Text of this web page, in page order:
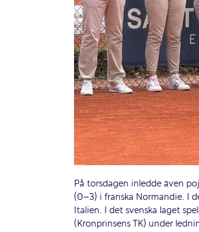
På torsdagen inledde även
(0–3) i franska Normandie. I
Italien. I det svenska laget
(Kronprinsens TK) under